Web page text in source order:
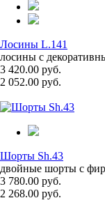
Лосины L.141
лосины с
3 420.00 руб.
2 052.00 руб.
Шорты Sh.43
двойные шорты с
3 780.00 руб.
2 268.00 руб.